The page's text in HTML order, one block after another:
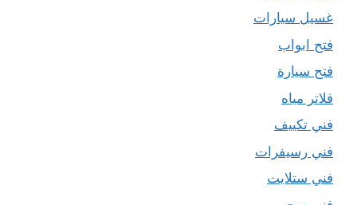
غسيل سيارات
فتح ابواب
فتح سيارة
فلاتر مياه
فني تكييف
فني رسيفرات
فني ستلايت